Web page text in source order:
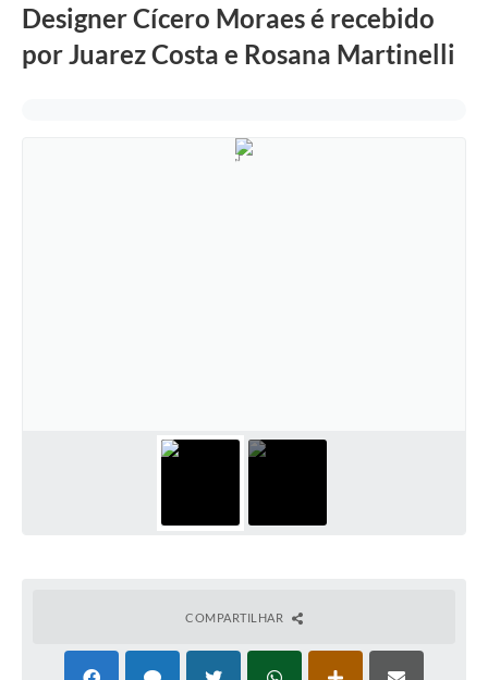
Designer Cícero Moraes é recebido
por Juarez Costa e Rosana Martinelli
COMPARTILHAR